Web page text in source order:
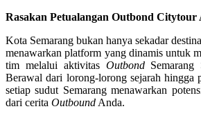
Rasakan Petualangan Outbond Citytour
Kota Semarang bukan hanya sekadar
menawarkan platform yang dinamis untuk
tim melalui aktivitas OutbondSemarang
Berawal dari lorong-lorong sejarah hingga
setiap sudut Semarang menawarkan
dari cerita Outbound Anda.